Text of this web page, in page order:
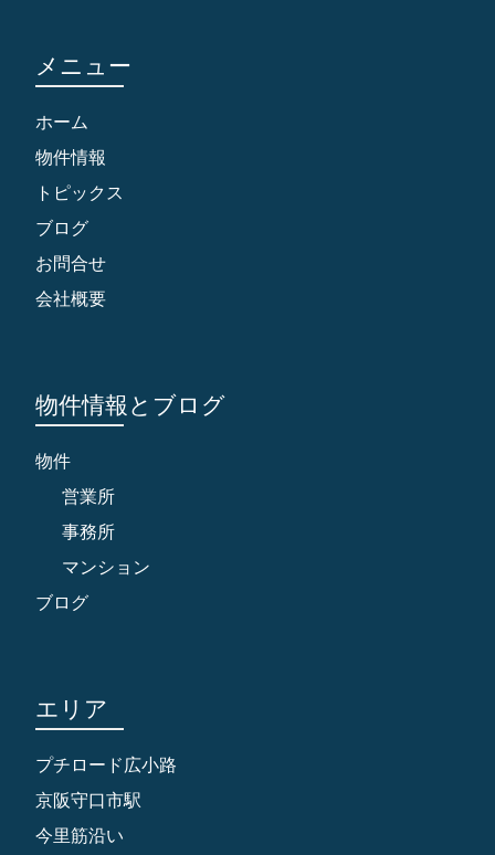
メニュー
ホーム
物件情報
トピックス
ブログ
お問合せ
会社概要
物件情報とブログ
物件
営業所
事務所
マンション
ブログ
エリア
プチロード広小路
京阪守口市駅
今里筋沿い